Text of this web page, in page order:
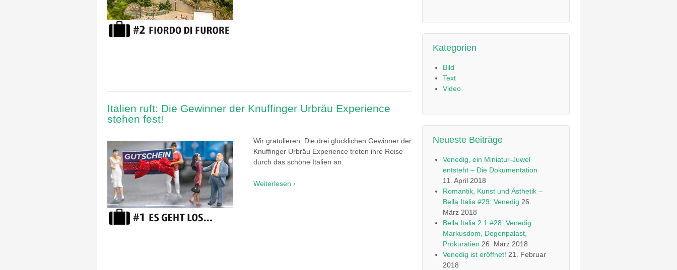
Italien ruft: Die Gewinner der Knuffinger Urbräu Experience
stehen fest!
Wir gratulieren: Die drei glücklichen Gewinner der
Knuffinger Urbräu Experience treten ihre Reise
durch das schöne Italien an.
Weiterlesen ›
Kategorien
Bild
Text
Video
Neueste Beiträge
Venedig, ein Miniatur-Juwel
entsteht – Die Dokumentation
11. April 2018
Romantik, Kunst und Ästhetik –
Bella Italia #29: Venedig 26.
März 2018
Bella Italia 2.1 #28: Venedig:
Markusdom, Dogenpalast,
Prokuratien 26. März 2018
Venedig ist eröffnet! 21. Februar
2018